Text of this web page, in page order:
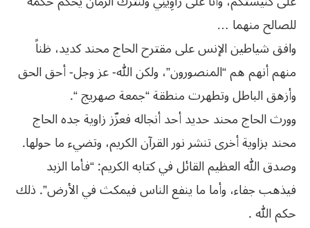
للصالح منهما …
وافق شياطين الإنس على مقترح الحاج محند كديد، ظناً
منهم أنهم هم “المنصورون”، ولكن الله- عز وجل- أحق الحق
وأزهق الباطل وتطهرت منطقة “جمعة صهريج “.
وورث الحاج محند حديد أحد أنجاله فعزّز زاوية جده الحاج
محند بزاوية أخرى تنشر نور القرآن الكريم، وتضيء ما حولها.
وصدق الله العظيم القائل في كتابه الكريم: “فأما الزبد
فيذهب جفاء، وأما ما ينفع الناس فيمكث في الأرض”. ذلك
حكم الله .